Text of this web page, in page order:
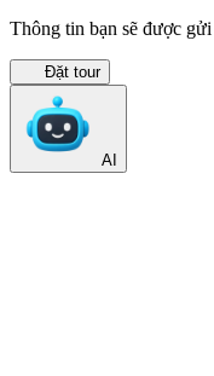
Thông tin bạn sẽ được
Đặt tour
AI